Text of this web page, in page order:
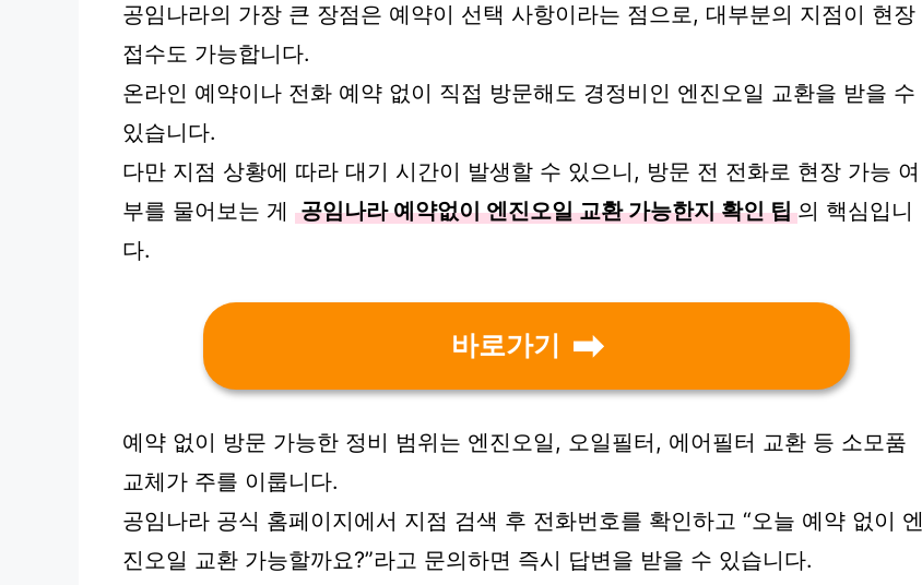
공임나라의 가장 큰 장점은 예약이 선택 사항이라는 점으로, 대부분의 지점이 현장
접수도 가능합니다.
온라인 예약이나 전화 예약 없이 직접 방문해도 경정비인 엔진오일 교환을 받을 수
있습니다.
다만 지점 상황에 따라 대기 시간이 발생할 수 있으니, 방문 전 전화로 현장 가능 여
부를 물어보는 게 공임나라 예약없이 엔진오일 교환 가능한지 확인 팁 의 핵심입니
다.
바로가기
예약 없이 방문 가능한 정비 범위는 엔진오일, 오일필터, 에어필터 교환 등 소모품
교체가 주를 이룹니다.
공임나라 공식 홈페이지에서 지점 검색 후 전화번호를 확인하고 “오늘 예약 없이 엔
진오일 교환 가능할까요?”라고 문의하면 즉시 답변을 받을 수 있습니다.